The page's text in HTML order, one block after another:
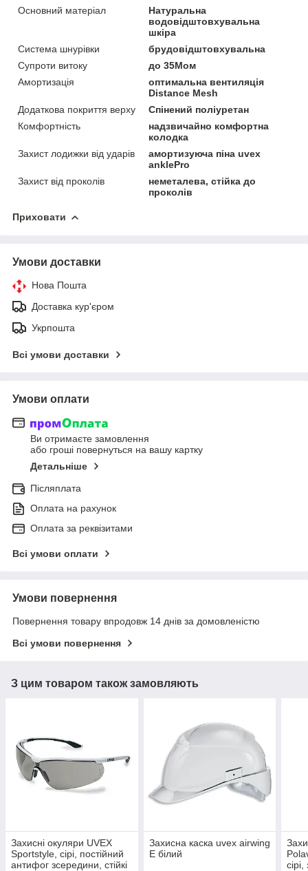
Основний матеріал
Натуральна
водовідштовхувальна
шкіра
Система шнурівки
брудовідштовхувальна
Супроти витоку
до 35Мом
Амортизація
оптимальна вентиляція
Distance Mesh
Додаткова покриття верху
Спінений поліуретан
Комфортність
надзвичайно комфортна
колодка
Захист лодижки від ударів
амортизуюча піна uvex
anklePro
Захист від проколів
неметалева, стійка до
проколів
Приховати
Умови доставки
Нова Пошта
Доставка кур'єром
Укрпошта
Всі умови доставки
Умови оплати
Ви отримаєте замовлення
або гроші повернуться на вашу картку
Детальніше
Післяплата
Оплата на рахунок
Оплата за реквізитами
Всі умови оплати
Умови повернення
Повернення товару впродовж 14 днів за домовленістю
Всі умови повернення
З цим товаром також замовляють
Захисні окуляри UVEX
Sportstyle, сірі, постійний
антифог зсередини, стійкі
Захисна каска uvex airwing
E білий